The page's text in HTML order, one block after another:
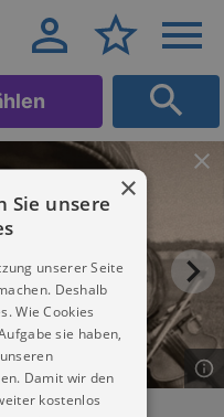
×
Sie unsere
unserer Seite
Deshalb
Wie Cookies
sie haben,
Damit wir den
kostenlos